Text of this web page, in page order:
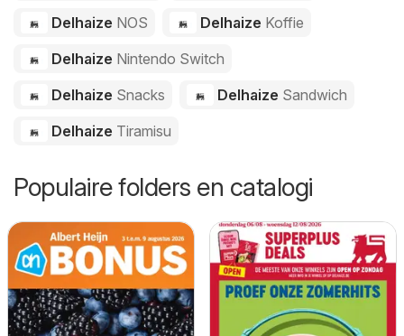
Delhaize NOS Delhaize Koffie
Delhaize Nintendo Switch
Delhaize Snacks Delhaize Sandwich
Delhaize Tiramisu
Populaire folders en catalogi